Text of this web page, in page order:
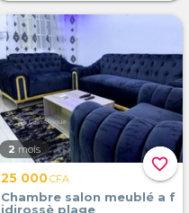
favorite_border
2 mois
25 000CFA
Chambre salon meublé a f
idjrossè plage